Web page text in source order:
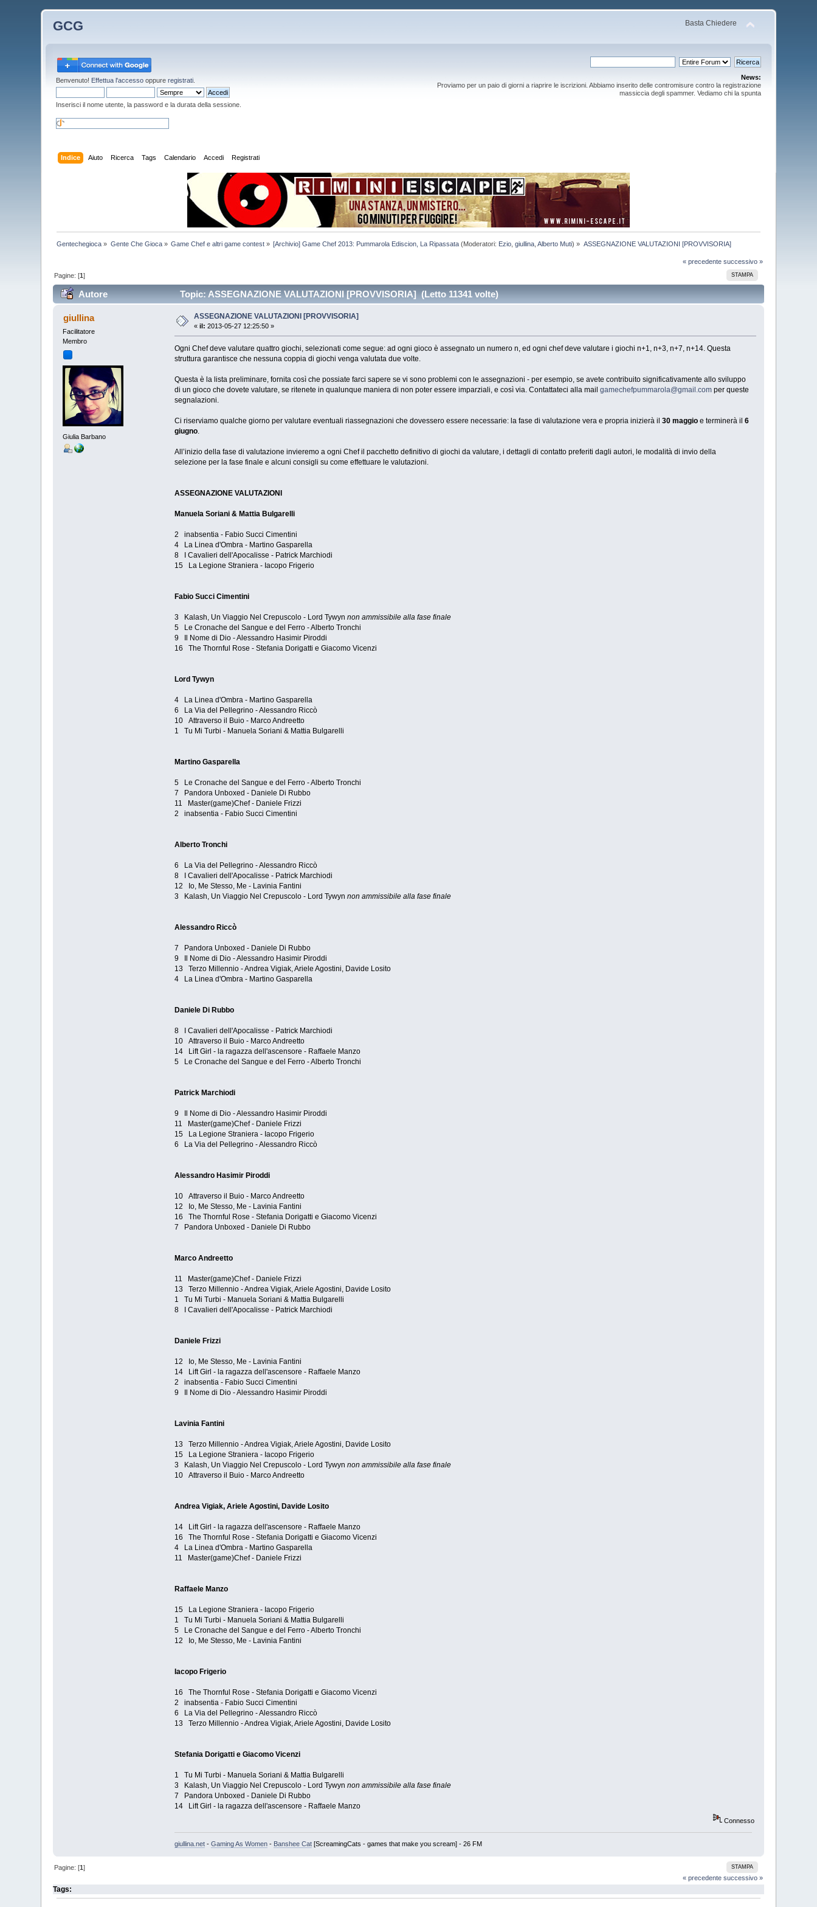
GCG Basta Chiedere
Benvenuto! Effettua l'accesso oppureregistrati
Inserisci il nome utente, la password e la durata della sessione.
News:
Proviamo per un paio di giorni a riaprire le iscrizioni. Abbiamo inserito delle contromisure contro la registrazione
massiccia degli spammer. Vediamo chi la spunta
Indice Aiuto Ricerca Tags Calendario Accedi Registrati
Gentechegioca » Gente Che Gioca» Game Chef e altri game contest » [Archivio] Game Chef 2013: Pummarola Ediscion, La Ripassata (Moderatori: Ezio ,giullina ,Alberto Muti) » ASSEGNAZIONE VALUTAZIONI [PROVVISORIA]
« precedente successivo »
STAMPA
Pagine: [1]
Autore Topic: ASSEGNAZIONE VALUTAZIONI [PROVVISORIA] (Letto 11341 volte)
giullina
Facilitatore
Membro
Giulia Barbano
ASSEGNAZIONE VALUTAZIONI [PROVVISORIA]
«il: 2013-05-27 12:25:50 »
Ogni Chef deve valutare quattro giochi, selezionati come segue: ad ogni gioco è assegnato un numero n, ed ogni chef deve valutare i giochi n+1, n+3, n+7, n+14. Questa
struttura garantisce che nessuna coppia di giochi venga valutata due volte.
Questa è la lista preliminare, fornita così che possiate farci sapere se vi sono problemi con le assegnazioni - per esempio, se avete contribuito significativamente allo sviluppo
di un gioco che dovete valutare, se ritenete in qualunque maniera di non poter essere imparziali, e così via. Contattateci alla mail gamechefpummarola@gmail.comper queste
segnalazioni.
Ci riserviamo qualche giorno per valutare eventuali riassegnazioni che dovessero essere necessarie: la fase di valutazione vera e propria inizierà il 30 maggioe terminerà il 6
giugno.
All’inizio della fase di valutazione invieremo a ogni Chef il pacchetto definitivo di giochi da valutare, i dettagli di contatto preferiti dagli autori, le modalità di invio della
selezione per la fase finale e alcuni consigli su come effettuare le valutazioni.
ASSEGNAZIONE VALUTAZIONI
Manuela Soriani & Mattia Bulgarelli
2 inabsentia - Fabio Succi Cimentini
4 La Linea d'Ombra - Martino Gasparella
8 I Cavalieri dell'Apocalisse - Patrick Marchiodi
15 La Legione Straniera - Iacopo Frigerio
Fabio Succi Cimentini
3 Kalash, Un Viaggio Nel Crepuscolo - Lord Tywyn non ammissibile alla fase finale
5 Le Cronache del Sangue e del Ferro - Alberto Tronchi
9 Il Nome di Dio - Alessandro Hasimir Piroddi
16 The Thornful Rose - Stefania Dorigatti e Giacomo Vicenzi
Lord Tywyn
4 La Linea d'Ombra - Martino Gasparella
6 La Via del Pellegrino - Alessandro Riccò
10 Attraverso il Buio - Marco Andreetto
1 Tu Mi Turbi - Manuela Soriani & Mattia Bulgarelli
Martino Gasparella
5 Le Cronache del Sangue e del Ferro - Alberto Tronchi
7 Pandora Unboxed - Daniele Di Rubbo
11 Master(game)Chef - Daniele Frizzi
2 inabsentia - Fabio Succi Cimentini
Alberto Tronchi
6 La Via del Pellegrino - Alessandro Riccò
8 I Cavalieri dell'Apocalisse - Patrick Marchiodi
12 Io, Me Stesso, Me - Lavinia Fantini
3 Kalash, Un Viaggio Nel Crepuscolo - Lord Tywyn non ammissibile alla fase finale
Alessandro Riccò
7 Pandora Unboxed - Daniele Di Rubbo
9 Il Nome di Dio - Alessandro Hasimir Piroddi
13 Terzo Millennio - Andrea Vigiak, Ariele Agostini, Davide Losito
4 La Linea d'Ombra - Martino Gasparella
Daniele Di Rubbo
8 I Cavalieri dell'Apocalisse - Patrick Marchiodi
10 Attraverso il Buio - Marco Andreetto
14 Lift Girl - la ragazza dell'ascensore - Raffaele Manzo
5 Le Cronache del Sangue e del Ferro - Alberto Tronchi
Patrick Marchiodi
9 Il Nome di Dio - Alessandro Hasimir Piroddi
11 Master(game)Chef - Daniele Frizzi
15 La Legione Straniera - Iacopo Frigerio
6 La Via del Pellegrino - Alessandro Riccò
Alessandro Hasimir Piroddi
10 Attraverso il Buio - Marco Andreetto
12 Io, Me Stesso, Me - Lavinia Fantini
16 The Thornful Rose - Stefania Dorigatti e Giacomo Vicenzi
7 Pandora Unboxed - Daniele Di Rubbo
Marco Andreetto
11 Master(game)Chef - Daniele Frizzi
13 Terzo Millennio - Andrea Vigiak, Ariele Agostini, Davide Losito
1 Tu Mi Turbi - Manuela Soriani & Mattia Bulgarelli
8 I Cavalieri dell'Apocalisse - Patrick Marchiodi
Daniele Frizzi
12 Io, Me Stesso, Me - Lavinia Fantini
14 Lift Girl - la ragazza dell'ascensore - Raffaele Manzo
2 inabsentia - Fabio Succi Cimentini
9 Il Nome di Dio - Alessandro Hasimir Piroddi
Lavinia Fantini
13 Terzo Millennio - Andrea Vigiak, Ariele Agostini, Davide Losito
15 La Legione Straniera - Iacopo Frigerio
3 Kalash, Un Viaggio Nel Crepuscolo - Lord Tywyn non ammissibile alla fase finale
10 Attraverso il Buio - Marco Andreetto
Andrea Vigiak, Ariele Agostini, Davide Losito
14 Lift Girl - la ragazza dell'ascensore - Raffaele Manzo
16 The Thornful Rose - Stefania Dorigatti e Giacomo Vicenzi
4 La Linea d'Ombra - Martino Gasparella
11 Master(game)Chef - Daniele Frizzi
Raffaele Manzo
15 La Legione Straniera - Iacopo Frigerio
1 Tu Mi Turbi - Manuela Soriani & Mattia Bulgarelli
5 Le Cronache del Sangue e del Ferro - Alberto Tronchi
12 Io, Me Stesso, Me - Lavinia Fantini
Iacopo Frigerio
16 The Thornful Rose - Stefania Dorigatti e Giacomo Vicenzi
2 inabsentia - Fabio Succi Cimentini
6 La Via del Pellegrino - Alessandro Riccò
13 Terzo Millennio - Andrea Vigiak, Ariele Agostini, Davide Losito
Stefania Dorigatti e Giacomo Vicenzi
1 Tu Mi Turbi - Manuela Soriani & Mattia Bulgarelli
3 Kalash, Un Viaggio Nel Crepuscolo - Lord Tywyn non ammissibile alla fase finale
7 Pandora Unboxed - Daniele Di Rubbo
14 Lift Girl - la ragazza dell'ascensore - Raffaele Manzo
Connesso
giullina.net- Gaming As Women- Banshee Cat[ScreamingCats - games that make you scream] - 26 FM
STAMPA
Pagine: [1]
« precedente successivo »
Tags: